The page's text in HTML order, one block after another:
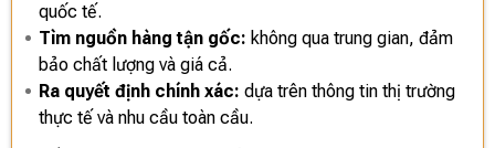
quốc tế.
Tìm nguồn hàng tận gốc: không qua trung gian, đảm
bảo chất lượng và giá cả.
Ra quyết định chính xác: dựa trên thông tin thị trường
thực tế và nhu cầu toàn cầu.